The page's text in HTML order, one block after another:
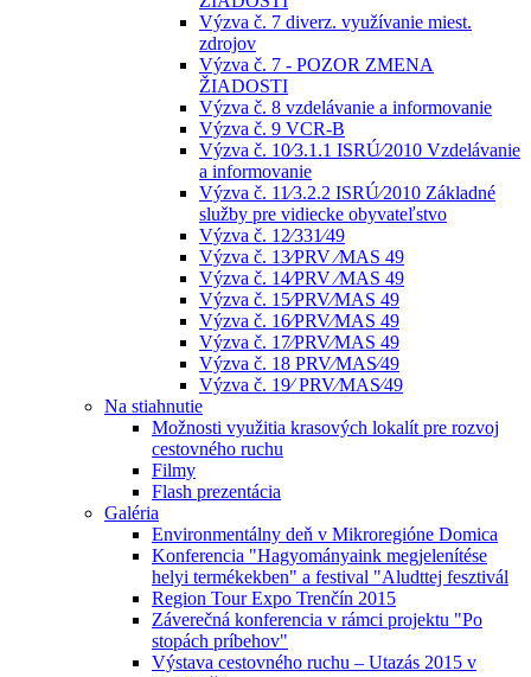
Výzva č. 7 diverz. využívanie miest.
zdrojov
Výzva č. 7 - POZOR ZMENA
ŽIADOSTI
Výzva č. 8 vzdelávanie a informovanie
Výzva č. 9 VCR-B
Výzva č. 10⁄3.1.1 ISRÚ⁄2010 Vzdelávanie
a informovanie
Výzva č. 11⁄3.2.2 ISRÚ⁄2010 Základné
služby pre vidiecke obyvateľstvo
Výzva č. 12⁄331⁄49
Výzva č. 13⁄PRV ⁄MAS 49
Výzva č. 14⁄PRV ⁄MAS 49
Výzva č. 15⁄PRV⁄MAS 49
Výzva č. 16⁄PRV⁄MAS 49
Výzva č. 17⁄PRV⁄MAS 49
Výzva č. 18 PRV⁄MAS⁄49
Výzva č. 19⁄ PRV⁄MAS⁄49
Na stiahnutie
Možnosti využitia krasových lokalít pre rozvoj
cestovného ruchu
Filmy
Flash prezentácia
Galéria
Environmentálny deň v Mikroregióne Domica
Konferencia "Hagyományaink megjelenítése
helyi termékekben" a festival "Aludttej fesztivál
Region Tour Expo Trenčín 2015
Záverečná konferencia v rámci projektu "Po
stopách príbehov"
Výstava cestovného ruchu – Utazás 2015 v